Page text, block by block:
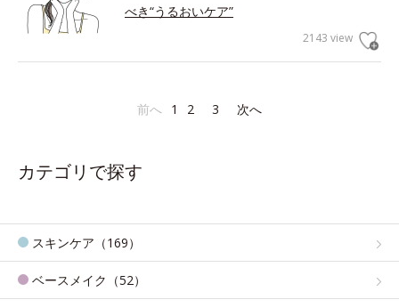
べき“うるおいケア”
2143 view
前へ 1 2 3 次へ
カテゴリで探す
スキンケア（169）
ベースメイク（52）